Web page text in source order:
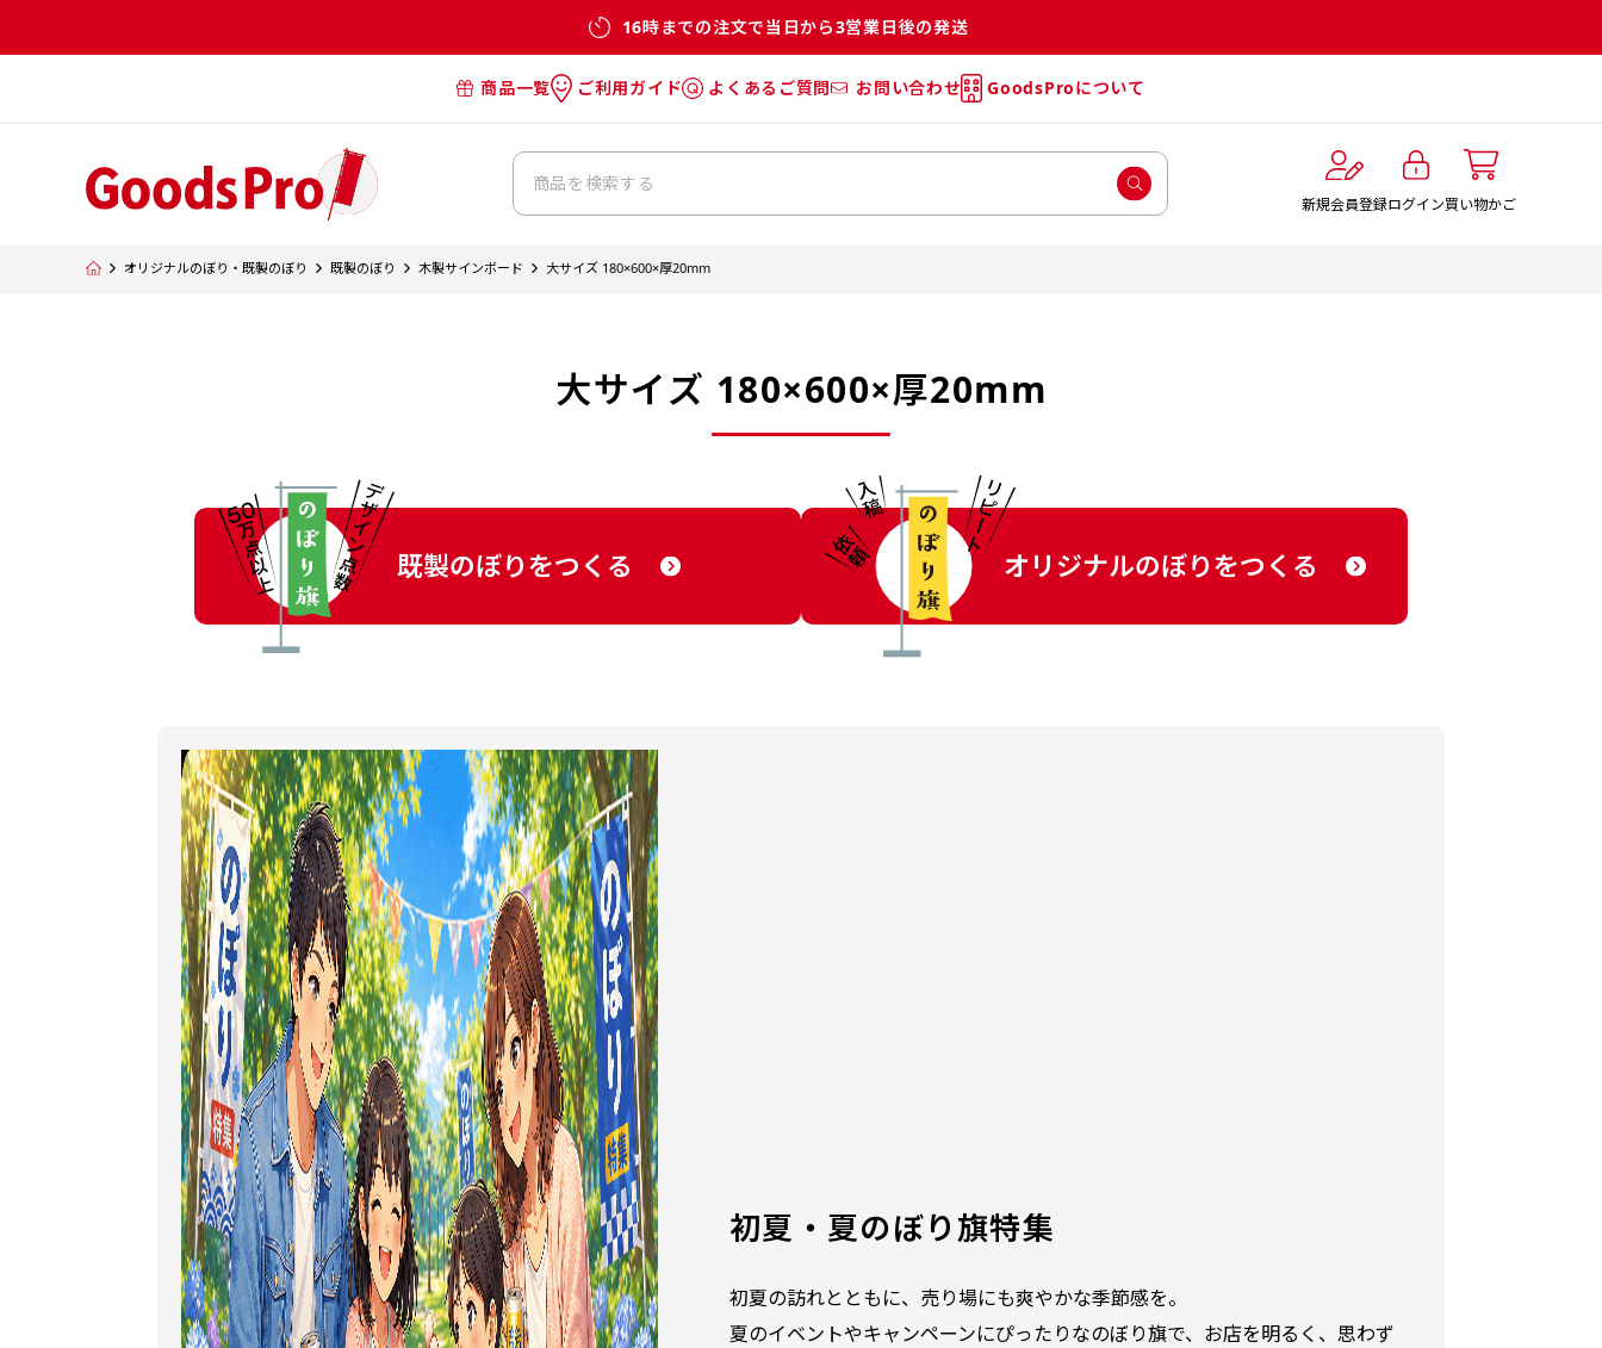
16時までの注文で当日から3営業日後の発送
商品一覧
オリジナルのぼり
オリジナルタオル
横断幕・懸垂幕
ご利用ガイド
のぼりのご利用ガイド
Tシャツのご利用ガイド
よくあるご質問
のぼりのよくあるご質問
お問い合わせ GoodsProについて
新規会員登録ログイン買い物かご
オリジナルのぼり・既製のぼり 既製のぼり 木製サインボード 大サイズ 180×600×厚20mm
大サイズ 180×600×厚20mm
既製のぼりをつくる オリジナルのぼりをつくる
初夏・夏のぼり旗特集
初夏の訪れとともに、売り場にも爽やかな季節感を。
夏のイベントやキャンペーンにぴったりなのぼり旗で、お店を明るく、思わず